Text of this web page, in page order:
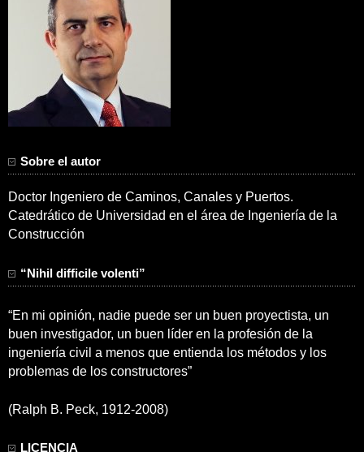
Sobre el autor
Doctor Ingeniero de Caminos, Canales y Puertos.
Catedrático de Universidad en el área de Ingeniería de la
Construcción
“Nihil difficile volenti”
“En mi opinión, nadie puede ser un buen proyectista, un
buen investigador, un buen líder en la profesión de la
ingeniería civil a menos que entienda los métodos y los
problemas de los constructores”
(Ralph B. Peck, 1912-2008)
LICENCIA